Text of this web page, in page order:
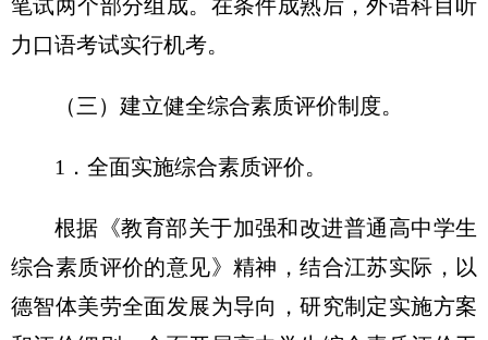
笔试两个部分组成。在条件成熟后，外语科目听
力口语考试实行机考。
（三）建立健全综合素质评价制度。
1．全面实施综合素质评价。
根据《教育部关于加强和改进普通高中学生
综合素质评价的意见》精神，结合江苏实际，以
德智体美劳全面发展为导向，研究制定实施方案